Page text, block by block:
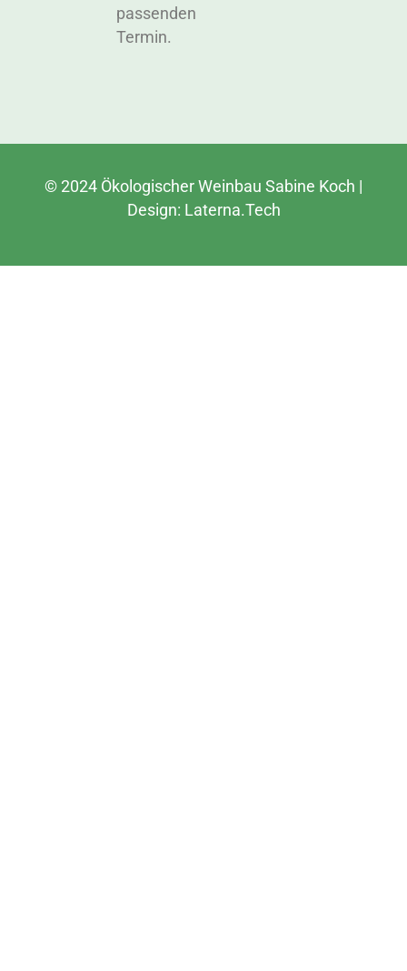
passenden
Termin.
© 2024 Ökologischer Weinbau Sabine Koch |
Design: Laterna.Tech